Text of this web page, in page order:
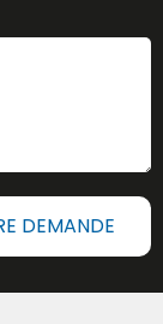
DEMANDE